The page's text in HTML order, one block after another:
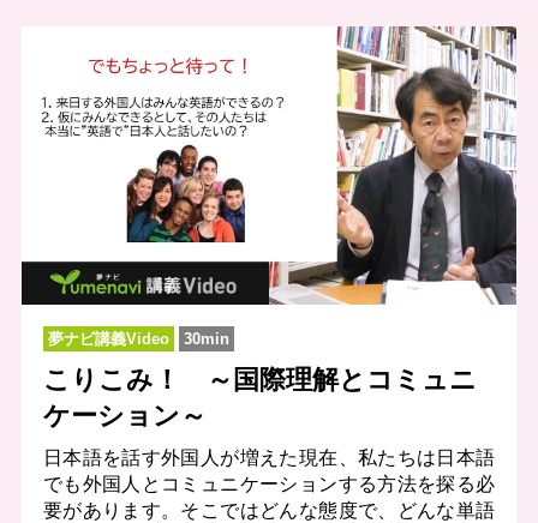
夢ナビ講義Video 30min
こりこみ！ ～国際理解とコミュニ
ケーション～
日本語を話す外国人が増えた現在、私たちは日本語
でも外国人とコミュニケーションする方法を探る必
要があります。そこではどんな態度で、どんな単語